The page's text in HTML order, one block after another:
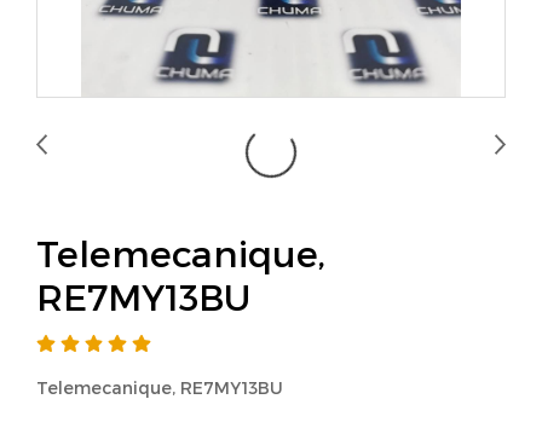
Telemecanique,
RE7MY13BU
Telemecanique, RE7MY13BU